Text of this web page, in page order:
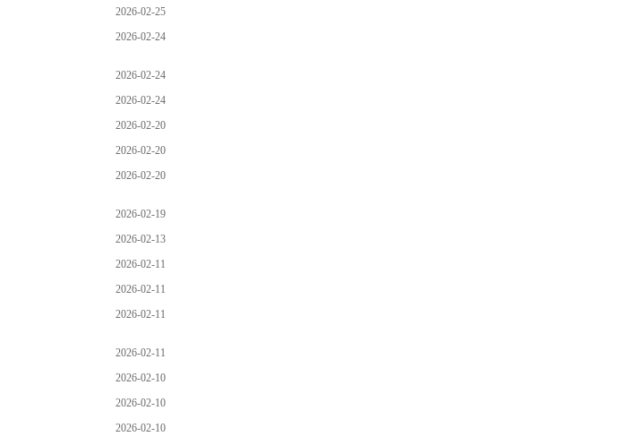
2026-02-25
2026-02-24
2026-02-24
2026-02-24
2026-02-20
2026-02-20
2026-02-20
2026-02-19
2026-02-13
2026-02-11
2026-02-11
2026-02-11
2026-02-11
2026-02-10
2026-02-10
2026-02-10